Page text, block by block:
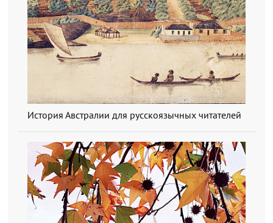
История Австралии для русскоязычных читателей